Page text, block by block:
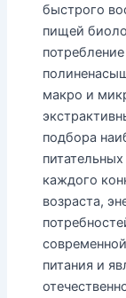
быстрого
пищей
макро и
подбора
каждого
возраста,
питания и